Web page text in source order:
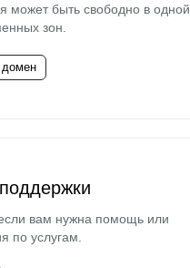
может быть свободно в одной
зон.
домен
вам нужна помощь или
по услугам.